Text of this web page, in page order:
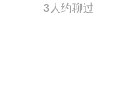
如何利用业财
例，希望可以
3人约聊过